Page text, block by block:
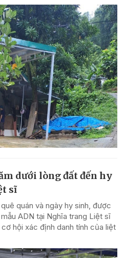
dưới lòng đất đến hy
sĩ
quán và ngày hy sinh, được
ADN tại Nghĩa trang Liệt sĩ
hội xác định danh tính của liệt